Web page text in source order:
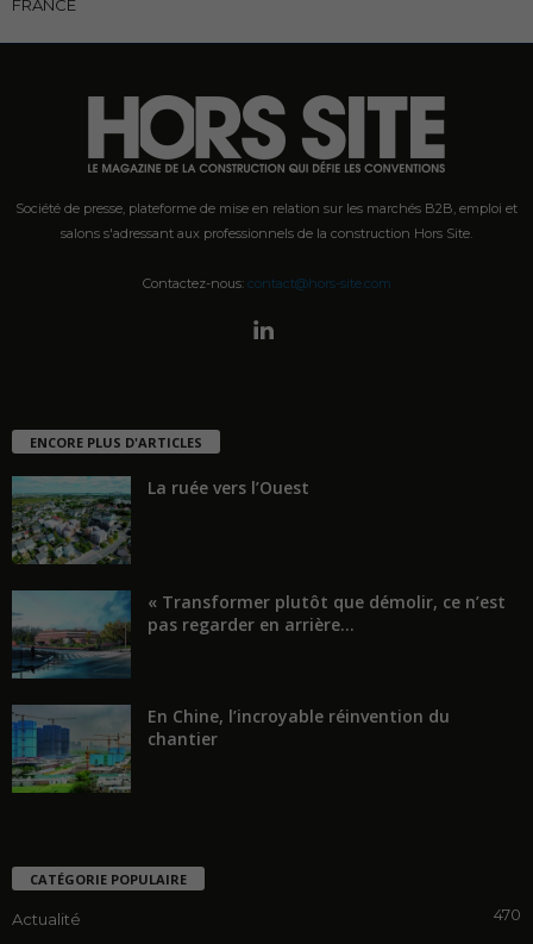
FRANCE
Société de presse, plateforme de mise en relation sur les marchés B2B, emploi et
salons s'adressant aux professionnels de la construction Hors Site.
Contactez-nous: contact@hors-site.com
ENCORE PLUS D'ARTICLES
La ruée vers l’Ouest
« Transformer plutôt que démolir, ce n’est
pas regarder en arrière...
En Chine, l’incroyable réinvention du
chantier
CATÉGORIE POPULAIRE
Actualité
470